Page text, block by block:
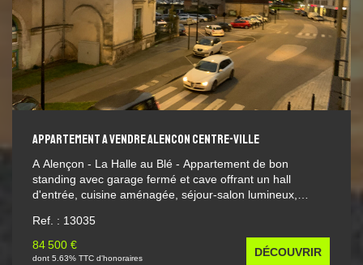
renseignements complémentaires disponibles sur
demande. Contact KOTÉ MAISON Agence immobilière
indépendante spécialisée dans la transaction et
l'investissement immobilier. Pour toute information
complémentaire ou pour organiser une visite, contactez
notre agence.
APPARTEMENT A VENDRE ALENCON CENTRE-VILLE
A Alençon - La Halle au Blé - Appartement de bon
standing avec garage fermé et cave offrant un hall
d'entrée, cuisine aménagée, séjour-salon lumineux,
informations sur les risques auxquels ce bien est exposé
sont disponibles sur le site Géorisques :
www.georisques.gouv.fr - Ce bien est sousmis au régime
Ref. : 13035
84 500 €
dont 5.63% TTC d'honoraires DÉCOUVRIR